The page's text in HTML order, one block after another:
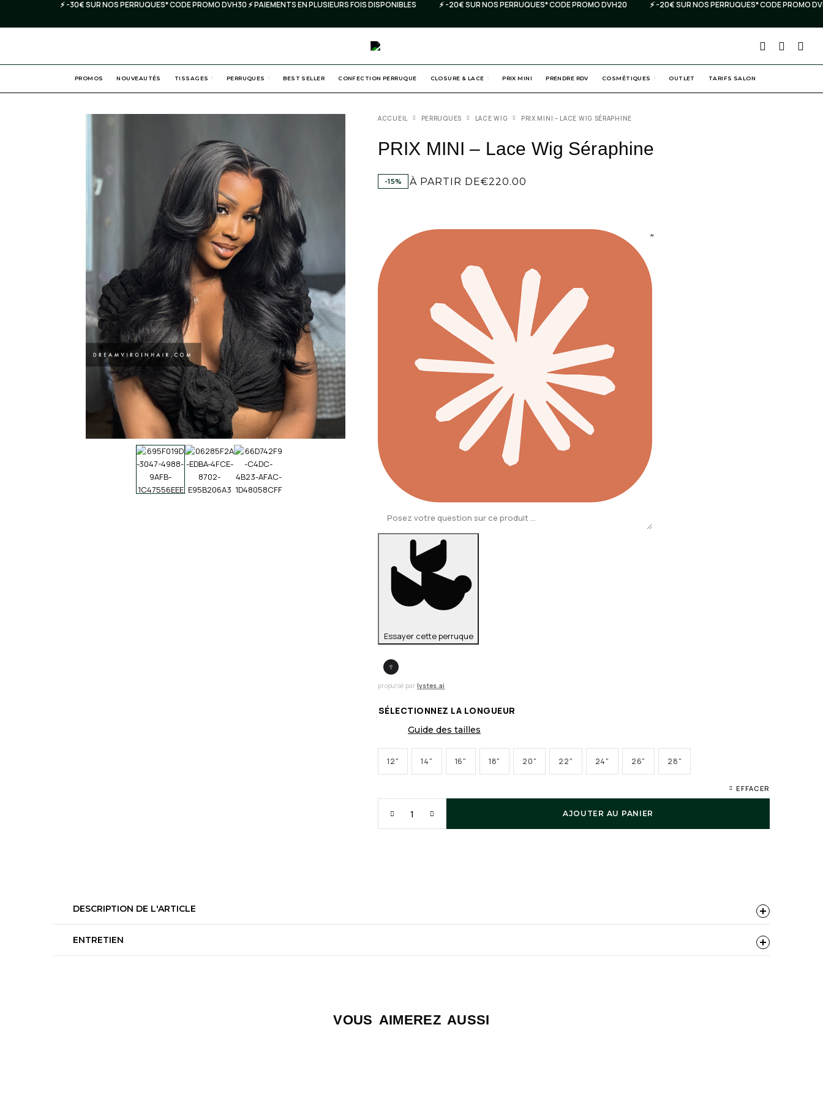
⚡️ -30€ SUR NOS PERRUQUES* CODE PROMO DVH30 ⚡️ PAIEMENTS EN PLUSIEURS FOIS DISPONIBLES ⚡️ -20€ SUR NOS PERRUQUES* CODE PROMO DVH20 ⚡️ -20€ SUR NOS PERRUQUES* CODE PROMO
PROMOS NOUVEAUTÉS TISSAGES PERRUQUES BEST SELLER CONFECTION PERRUQUE CLOSURE & LACE PRIX MINI PRENDRE RDV COSMÉTIQUES OUTLET TARIFS SALON
ACCUEIL PERRUQUES LACE WIG PRIX MINI – LACE WIG SÉRAPHINE
PRIX MINI – Lace Wig Séraphine
-15% À PARTIR DE€220.00
AI
Essayer cette perruque
propulsé par lystes.ai
SÉLECTIONNEZ LA LONGUEUR
Guide des tailles
12" 14" 16" 18" 20" 22" 24" 26" 28"
EFFACER
AJOUTER AU PANIER
DESCRIPTION DE L'ARTICLE
ENTRETIEN
VOUS AIMEREZ AUSSI